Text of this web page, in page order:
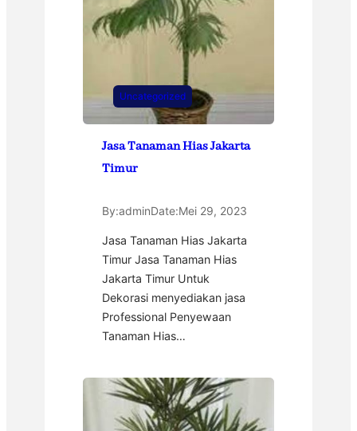
Uncategorized
Jasa Tanaman Hias Jakarta
Timur
By:adminDate:Mei 29, 2023
Jasa Tanaman Hias Jakarta
Timur Jasa Tanaman Hias
Jakarta Timur Untuk
Dekorasi menyediakan jasa
Professional Penyewaan
Tanaman Hias…